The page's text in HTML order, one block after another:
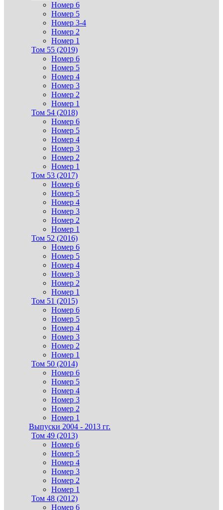
Номер 6
Номер 5
Номер 3-4
Номер 2
Номер 1
Том 55 (2019)
Номер 6
Номер 5
Номер 4
Номер 3
Номер 2
Номер 1
Том 54 (2018)
Номер 6
Номер 5
Номер 4
Номер 3
Номер 2
Номер 1
Том 53 (2017)
Номер 6
Номер 5
Номер 4
Номер 3
Номер 2
Номер 1
Том 52 (2016)
Номер 6
Номер 5
Номер 4
Номер 3
Номер 2
Номер 1
Том 51 (2015)
Номер 6
Номер 5
Номер 4
Номер 3
Номер 2
Номер 1
Том 50 (2014)
Номер 6
Номер 5
Номер 4
Номер 3
Номер 2
Номер 1
Выпуски 2004 - 2013 гг.
Том 49 (2013)
Номер 6
Номер 5
Номер 4
Номер 3
Номер 2
Номер 1
Том 48 (2012)
Номер 6